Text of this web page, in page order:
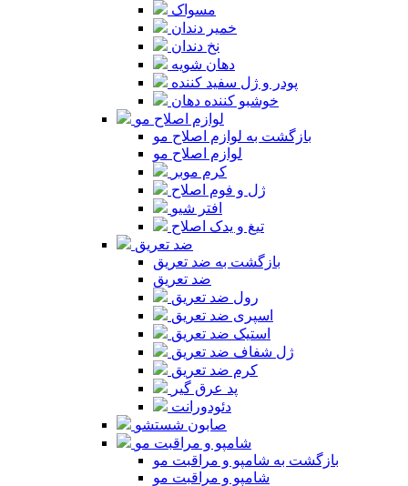
مسواک
خمیر دندان
نخ دندان
دهان شویه
پودر و ژل سفید کننده
خوشبو کننده دهان
لوازم اصلاح مو
بازگشت به لوازم اصلاح مو
لوازم اصلاح مو
کرم موبر
ژل و فوم اصلاح
افتر شیو
تیغ و یدک اصلاح
ضد تعریق
بازگشت به ضد تعریق
ضد تعریق
رول ضد تعریق
اسپری ضد تعریق
استیک ضد تعریق
ژل شفاف ضد تعریق
کرم ضد تعریق
پد عرق گیر
دئودورانت
صابون شستشو
شامپو و مراقبت مو
بازگشت به شامپو و مراقبت مو
شامپو و مراقبت مو